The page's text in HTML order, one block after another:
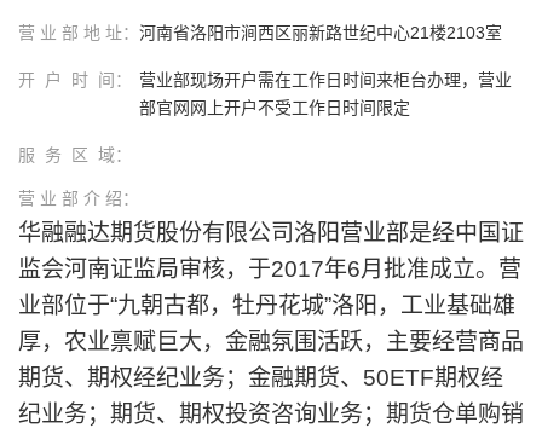
营 业 部 地 址： 河南省洛阳市涧西区丽新路世纪中心21楼2103室
开 户 时 间：
营业部现场开户需在工作日时间来柜台办理，营业
部官网网上开户不受工作日时间限定
服 务 区 域：
营 业 部 介 绍：
华融融达期货股份有限公司洛阳营业部是经中国证
监会河南证监局审核，于2017年6月批准成立。营
业部位于“九朝古都，牡丹花城”洛阳，工业基础雄
厚，农业禀赋巨大，金融氛围活跃，主要经营商品
期货、期权经纪业务；金融期货、50ETF期权经
纪业务；期货、期权投资咨询业务；期货仓单购销